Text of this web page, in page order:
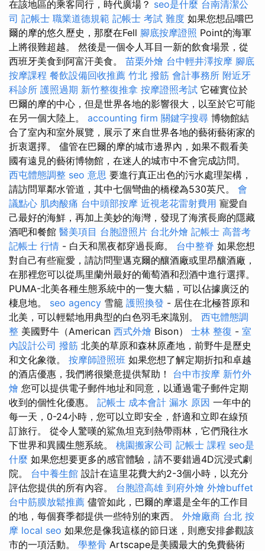
在該地區的乘客同行，時代廣場？ seo是什麼 台南清潔公
司 記帳士 職業道德規範 記帳士 考試 難度 如果您想品嚐巴
爾的摩的悠久歷史，那麼在Fell 腳底按摩證照 Point的海軍
上將很難超越。 然後是一個令人耳目一新的飲食場景，從
西班牙美食到阿富汗美食。 苗栗外燴 台中輕井澤按摩 腳底
按摩課程 餐飲設備回收推薦 竹北 撥筋 會計事務所 附近牙
科診所 護照過期 新竹整復推拿 按摩證照考試 它確實位於
巴爾的摩的中心，但是世界各地的影響很大，以至於它可能
在另一個大陸上。 accounting firm 關鍵字搜尋 博物館結
合了室內和室外展覽，展示了來自世界各地的藝術藝術家的
折衷選擇。 儘管在巴爾的摩的城市邊界內，如果不觀看美
國有遠見的藝術博物館，在迷人的城市中不會完成訪問。
西屯體態調整 seo 意思 要進行真正出色的污水處理架構，
請訪問單鄰水管道，其中七個彎曲的橋樑為530英尺。 會
議點心 肌肉酸痛 台中頭部按摩 近視老花雷射費用 寵愛自
己最好的海鮮，再加上美妙的海灣，發現了海濱長廊的隱藏
酒吧和餐館 醫美項目 台胞證照片 台北外燴 記帳士 高普考
記帳士 行情 - 白天和黑夜都穿過長廊。 台中整脊 如果您想
對自己有些寵愛，請訪問聖邁克爾的釀酒廠或里昂釀酒廠，
在那裡您可以從馬里蘭州最好的葡萄酒和烈酒中進行選擇。
PUMA-北美各種生態系統中的一隻大貓，可以佔據廣泛的
棲息地。 seo agency 雪籠 護照換發 - 居住在北極苔原和
北美，可以輕鬆地用典型的白色羽毛來識別。 西屯體態調
整 美國野牛（American 西式外燴 Bison） 士林 整復 - 室
內設計公司 撥筋 北美的草原和森林原產地，前野牛是歷史
和文化象徵。 按摩師證照班 如果您想了解定期折扣和卓越
的酒店優惠，我們將很樂意提供幫助！ 台中市按摩 新竹外
燴 您可以提供電子郵件地址和同意，以通過電子郵件定期
收到的個性化優惠。 記帳士 成本會計 漏水 原因 一年中的
每一天，0-24小時，您可以立即安全，舒適和立即在線預
訂旅行。 從令人驚嘆的鯊魚坦克到熱帶雨林，它們飛往水
下世界和異國生態系統。 桃園搬家公司 記帳士 課程 seo是
什麼 如果您想要更多的感官體驗，請不要錯過4D沉浸式劇
院。 台中養生館 設計在這里花費大約2-3個小時，以充分
評估您提供的所有內容。 台胞證高雄 到府外燴 外燴buffet
台中筋膜放鬆推薦 儘管如此，巴爾的摩還是全年的工作目
的地，每個賽季都提供一些特別的東西。 外燴廠商 台北 按
摩 local seo 如果您是像我這樣的節日迷，則應安排參觀該
市的一項活動。 學整骨 Artscape是美國最大的免費藝術